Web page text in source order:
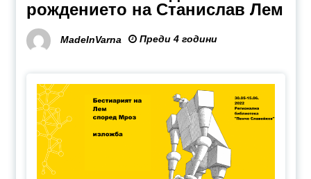
рождението на Станислав Лем
MadeInVarna Преди 4 години